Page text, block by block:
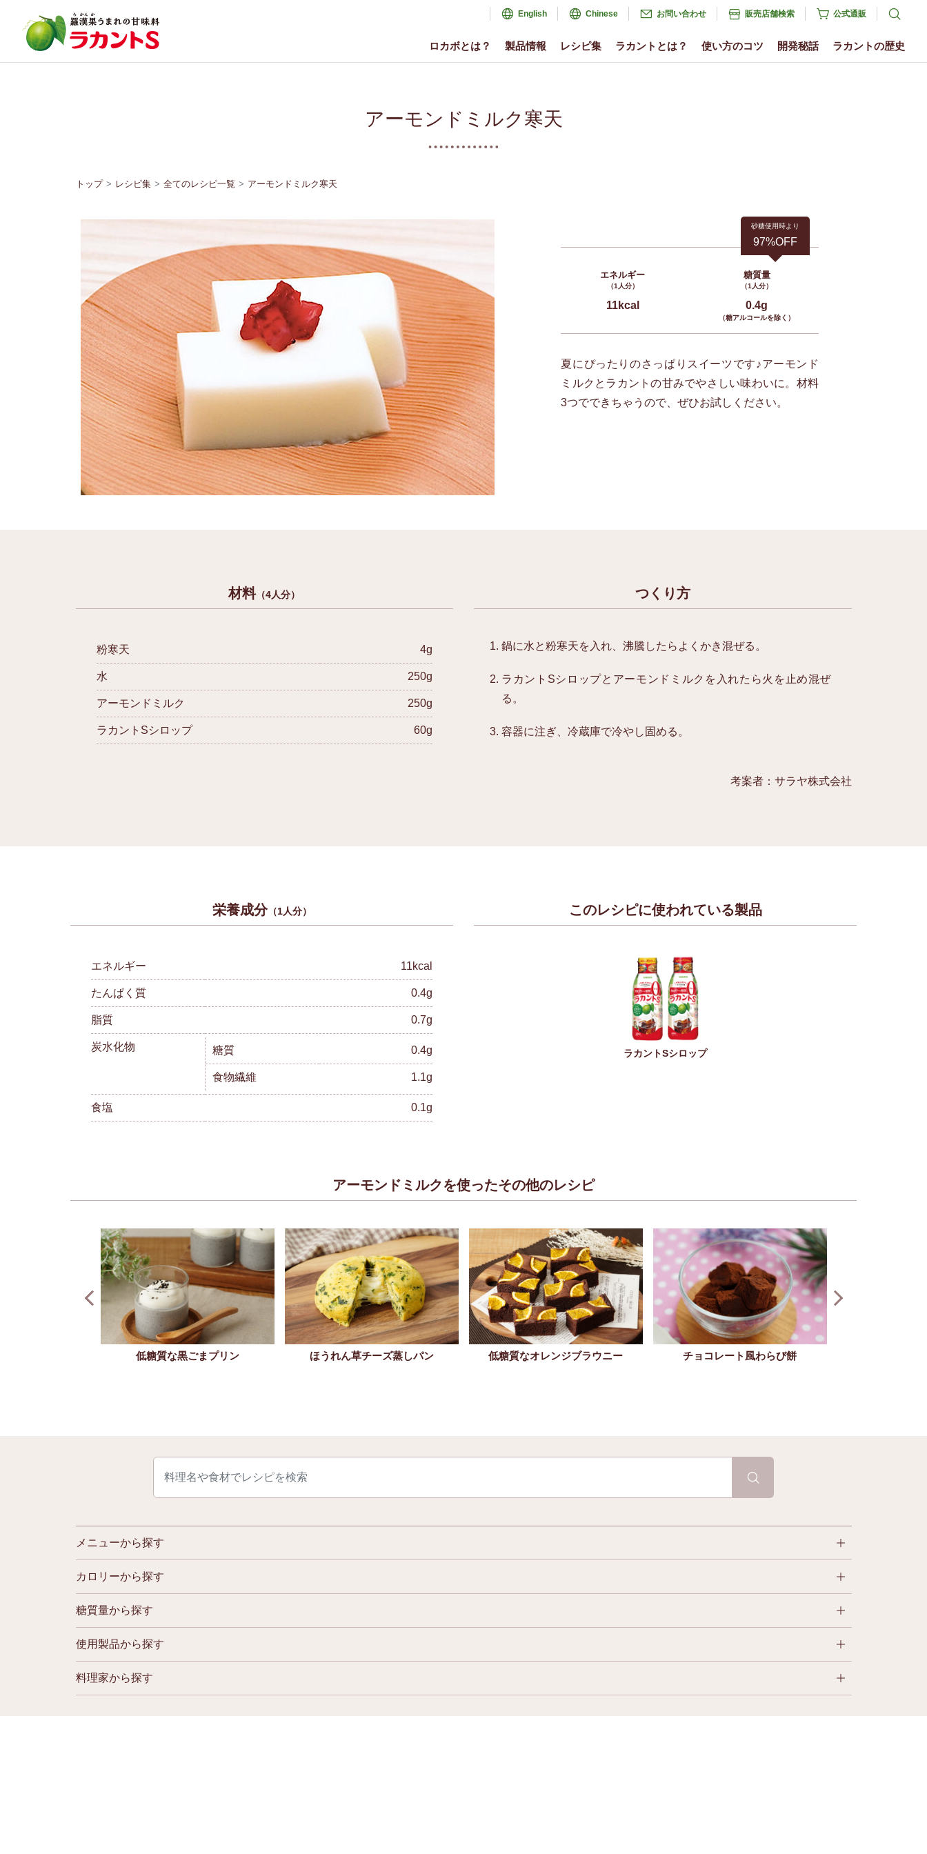
ロカボとは？ 製品情報 レシピ集 ラカントとは？ 使い方のコツ 開発秘話 ラカントの歴史
English Chinese お問い合わせ 販売店舗検索 公式通販
アーモンドミルク寒天
トップ レシピ集 全てのレシピ一覧 アーモンドミルク寒天
砂糖使用時より
97%OFF
エネルギー
（1人分）
11kcal
糖質量
（1人分）
0.4g
（糖アルコールを除く）
夏にぴったりのさっぱりスイーツです♪アーモンド
ミルクとラカントの甘みでやさしい味わいに。材料
3つでできちゃうので、ぜひお試しください。
材料（4人分）
粉寒天 4g
水 250g
アーモンドミルク 250g
ラカントSシロップ 60g
つくり方
鍋に水と粉寒天を入れ、沸騰したらよくかき混ぜる。
ラカントSシロップとアーモンドミルクを入れたら火を止め混ぜ
る。
容器に注ぎ、冷蔵庫で冷やし固める。
考案者：サラヤ株式会社
栄養成分（1人分）
エネルギー 11kcal
たんぱく質 0.4g
脂質 0.7g
炭水化物 糖質 0.4g
食物繊維 1.1g
食塩 0.1g
このレシピに使われている製品
ラカントSシロップ
アーモンドミルクを使ったその他のレシピ
低糖質な黒ごまプリン ほうれん草チーズ蒸しパン 低糖質なオレンジブラウニー チョコレート風わらび餅
メニューから探す
カロリーから探す
糖質量から探す
使用製品から探す
料理家から探す